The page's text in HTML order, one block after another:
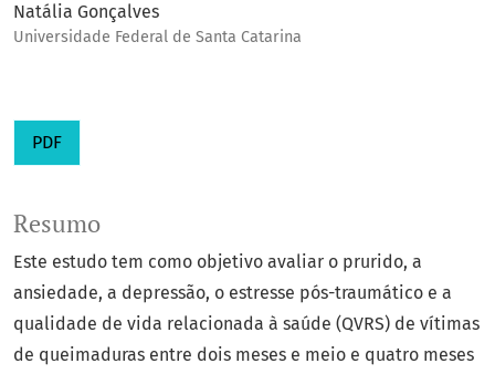
Natália Gonçalves
Universidade Federal de Santa Catarina
PDF
Resumo
Este estudo tem como objetivo avaliar o prurido, a
ansiedade, a depressão, o estresse pós-traumático e a
qualidade de vida relacionada à saúde (QVRS) de vítimas
de queimaduras entre dois meses e meio e quatro meses